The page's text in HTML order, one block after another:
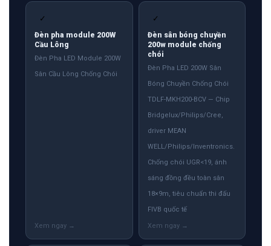
✓
Đèn pha module 200W
Cầu Lông
Đèn Pha LED Module 200W
Sân Cầu Lông Chống Chói
✓
Đèn sân bóng chuyền
200w module chống
chói
Đèn Pha LED 200W Sân
Bóng Chuyền Chống Chói
TDLF-MKH200-BCV — Chip
Bridgelux/Philips/Cree,
driver MEAN
WELL/Philips/Inventronics.
Chống chói UGR<19, ánh
sáng đồng đều toàn sân
18×9m, tiêu chuẩn thi đấu
FIVB quốc tế